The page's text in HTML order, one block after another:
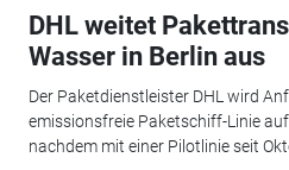
DHL weitet
Wasser in Berlin aus
Der Paketdienstleister DHL wird
emissionsfreie Paketschiff-Linie
nachdem mit einer Pilotlinie seit